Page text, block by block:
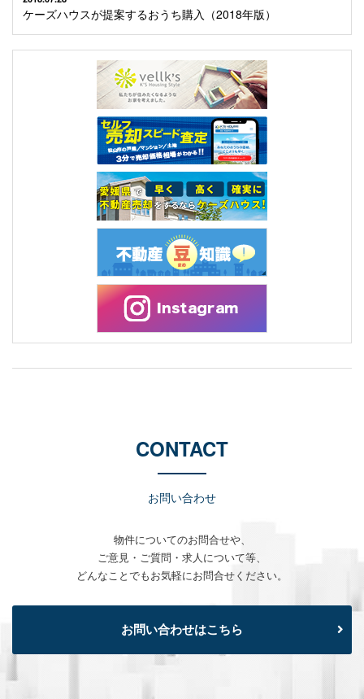
ケーズハウスが提案するおうち購入（2018年版）
CONTACT
お問い合わせ
物件についてのお問合せや、
ご意見・ご質問・求人について等、
どんなことでもお気軽にお問合せください。
お問い合わせはこちら